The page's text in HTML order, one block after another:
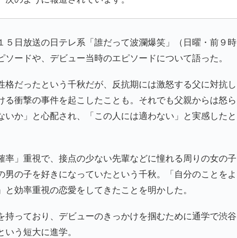
日放送の日テレ系「誰だって波瀾爆笑」（日曜・前９時
ードや、デビュー当時のエピソードについて語った。
格だったという千秋だが、反抗期には激怒する父に対抗し
る衝撃の事件を起こしたことも。それでも父親からは怒ら
か」と心配され、「この人には適わない」と実感したと
率」重視で、接点の少ない先輩などに憧れる周りの女の子
男の子を好きになっていたという千秋。「自分のことをよ
効率重視の恋愛をしてきたことを明かした。
持っており、デビューのきっかけを掴むために通学で渋谷
う短大に進学。